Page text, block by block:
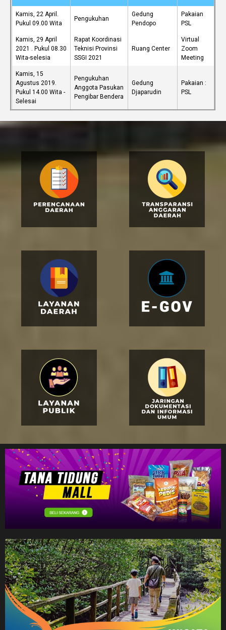
Kamis, 22 April.
Pukul 09.00 Wita
Pengukuhan
Gedung
Pendopo
Pakaian
PSL
Kamis, 29 April
2021 . Pukul 08.30
Wita-selesia
Rapat Koordinasi
Teknisi Provinsi
SSGI 2021
Ruang Center
Virtual
Zoom
Meeting
Kamis, 15
Agustus 2019.
Pukul 14.00 Wita -
Selesai
Pengukuhan
Anggota Pasukan
Pengibar Bendera
Gedung
Djaparudin
Pakaian :
PSL